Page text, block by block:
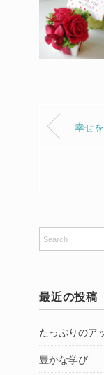
幸せ
最近の投稿
たっぷりのア
豊かな学び